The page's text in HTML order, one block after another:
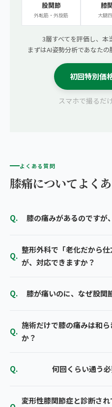
股関節
外転筋・外旋筋
膝
大腿
3層すべてを評価し、本
まずはAI姿勢分析であなた
初回特別価
スマホで撮るだ
よくある質問
膝痛についてよく
膝の痛みがあるのですが
整形外科で「老化だから
が、対応できますか？
膝が痛いのに、なぜ股関
施術だけで膝の痛みは和
か？
何回くらい通う
変形性膝関節症と診断さ